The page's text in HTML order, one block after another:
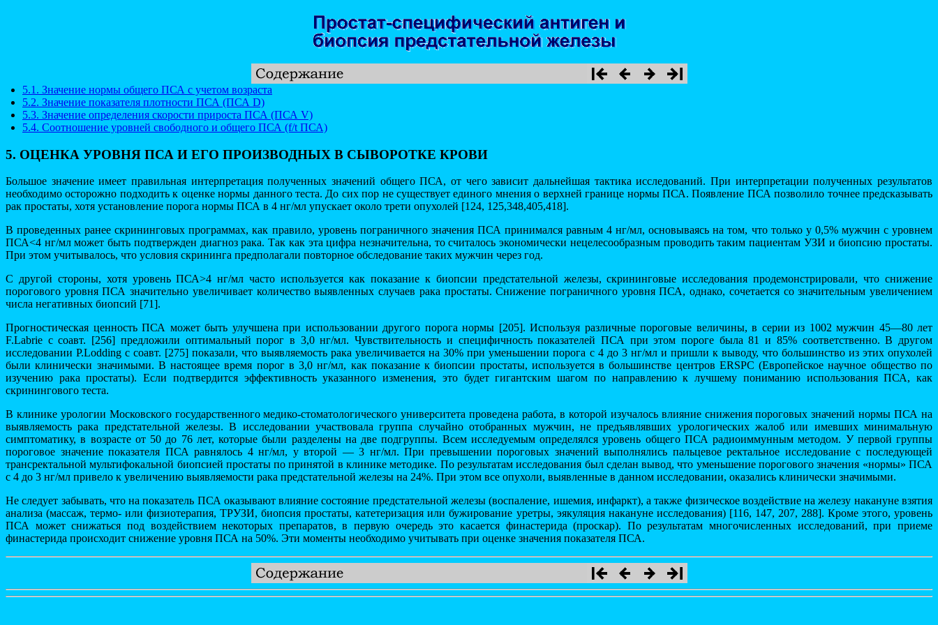
5.1. Значение нормы общего ПСА с учетом возраста
5.2. Значение показателя плотности ПСА (ПСА D)
5.3. Значение определения скорости прироста ПСА (ПСА V)
5.4. Соотношение уровней свободного и общего ПСА (f/t ПСА)
5. ОЦЕНКА УРОВНЯ ПСА И ЕГО ПРОИЗВОДНЫХ В СЫВОРОТКЕ КРОВИ
Большое значение имеет правильная интерпретация полученных значений общего ПСА, от чего зависит дальнейшая тактика исследований. При интерпретации полученных результатов
необходимо осторожно подходить к оценке нормы данного теста. До сих пор не существует единого мнения о верхней границе нормы ПСА. Появление ПСА позволило точнее предсказывать
рак простаты, хотя установление порога нормы ПСА в 4 нг/мл упускает около трети опухолей [124, 125,348,405,418].
В проведенных ранее скрининговых программах, как правило, уровень пограничного значения ПСА принимался равным 4 нг/мл, основываясь на том, что только у 0,5% мужчин с уровнем
ПСА<4 нг/мл может быть подтвержден диагноз рака. Так как эта цифра незначительна, то считалось экономически нецелесообразным проводить таким пациентам УЗИ и биопсию простаты.
При этом учитывалось, что условия скрининга предполагали повторное обследование таких мужчин через год.
С другой стороны, хотя уровень ПСА>4 нг/мл часто используется как показание к биопсии предстательной железы, скрининговые исследования продемонстрировали, что снижение
порогового уровня ПСА значительно увеличивает количество выявленных случаев рака простаты. Снижение пограничного уровня ПСА, однако, сочетается со значительным увеличением
числа негативных биопсий [71].
Прогностическая ценность ПСА может быть улучшена при использовании другого порога нормы [205]. Используя различные пороговые величины, в серии из 1002 мужчин 45—80 лет
F.Labrie с соавт. [256] предложили оптимальный порог в 3,0 нг/мл. Чувствительность и специфичность показателей ПСА при этом пороге была 81 и 85% соответственно. В другом
исследовании P.Lodding с соавт. [275] показали, что выявляемость рака увеличивается на 30% при уменьшении порога с 4 до 3 нг/мл и пришли к выводу, что большинство из этих опухолей
были клинически значимыми. В настоящее время порог в 3,0 нг/мл, как показание к биопсии простаты, используется в большинстве центров ERSPC (Европейское научное общество по
изучению рака простаты). Если подтвердится эффективность указанного изменения, это будет гигантским шагом по направлению к лучшему пониманию использования ПСА, как
скринингового теста.
В клинике урологии Московского государственного медико-стоматологического университета проведена работа, в которой изучалось влияние снижения пороговых значений нормы ПСА на
выявляемость рака предстательной железы. В исследовании участвовала группа случайно отобранных мужчин, не предъявлявших урологических жалоб или имевших минимальную
симптоматику, в возрасте от 50 до 76 лет, которые были разделены на две подгруппы. Всем исследуемым определялся уровень общего ПСА радиоиммунным методом. У первой группы
пороговое значение показателя ПСА равнялось 4 нг/мл, у второй — 3 нг/мл. При превышении пороговых значений выполнялись пальцевое ректальное исследование с последующей
трансректальной мультифокальной биопсией простаты по принятой в клинике методике. По результатам исследования был сделан вывод, что уменьшение порогового значения «нормы» ПСА
с 4 до 3 нг/мл привело к увеличению выявляемости рака предстательной железы на 24%. При этом все опухоли, выявленные в данном исследовании, оказались клинически значимыми.
Не следует забывать, что на показатель ПСА оказывают влияние состояние предстательной железы (воспаление, ишемия, инфаркт), а также физическое воздействие на железу накануне взятия
анализа (массаж, термо- или физиотерапия, ТРУЗИ, биопсия простаты, катетеризация или бужирование уретры, эякуляция накануне исследования) [116, 147, 207, 288]. Кроме этого, уровень
ПСА может снижаться под воздействием некоторых препаратов, в первую очередь это касается финастерида (проскар). По результатам многочисленных исследований, при приеме
финастерида происходит снижение уровня ПСА на 50%. Эти моменты необходимо учитывать при оценке значения показателя ПСА.